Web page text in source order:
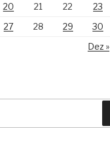
20 21 22 23
27 28 29
30
Dez »